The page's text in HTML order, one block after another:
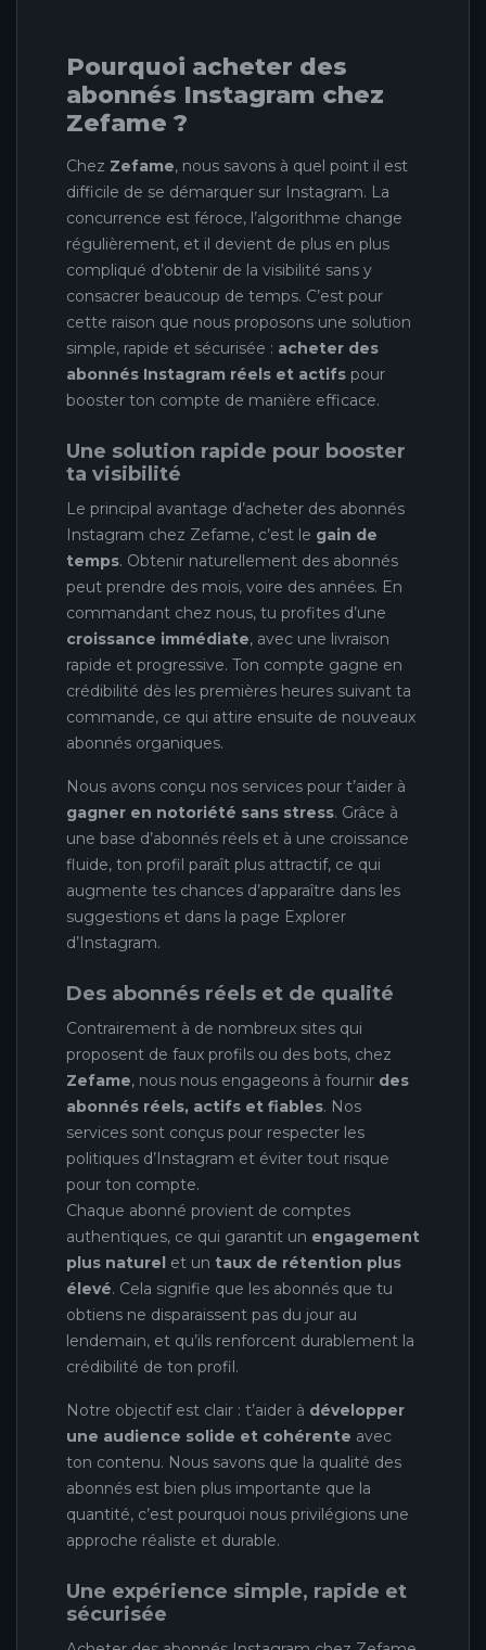
Pourquoi acheter des
abonnés Instagram chez
Zefame ?
Chez Zefame, nous savons à quel point il est
difficile de se démarquer sur Instagram. La
concurrence est féroce, l’algorithme change
régulièrement, et il devient de plus en plus
compliqué d’obtenir de la visibilité sans y
consacrer beaucoup de temps. C’est pour
cette raison que nous proposons une solution
simple, rapide et sécurisée : acheter des
abonnés Instagram réels et actifs pour
booster ton compte de manière efficace.
Une solution rapide pour booster
ta visibilité
Le principal avantage d’acheter des abonnés
Instagram chez Zefame, c’est le gain de
temps. Obtenir naturellement des abonnés
peut prendre des mois, voire des années. En
commandant chez nous, tu profites d’une
croissance immédiate, avec une livraison
rapide et progressive. Ton compte gagne en
crédibilité dès les premières heures suivant ta
commande, ce qui attire ensuite de nouveaux
abonnés organiques.
Nous avons conçu nos services pour t’aider à
gagner en notoriété sans stress. Grâce à
une base d’abonnés réels et à une croissance
fluide, ton profil paraît plus attractif, ce qui
augmente tes chances d’apparaître dans les
suggestions et dans la page Explorer
d’Instagram.
Des abonnés réels et de qualité
Contrairement à de nombreux sites qui
proposent de faux profils ou des bots, chez
Zefame, nous nous engageons à fournir des
abonnés réels, actifs et fiables. Nos
services sont conçus pour respecter les
politiques d’Instagram et éviter tout risque
pour ton compte.
Chaque abonné provient de comptes
authentiques, ce qui garantit un engagement
plus naturel et un taux de rétention plus
élevé. Cela signifie que les abonnés que tu
obtiens ne disparaissent pas du jour au
lendemain, et qu’ils renforcent durablement la
crédibilité de ton profil.
Notre objectif est clair : t’aider à développer
une audience solide et cohérente avec
ton contenu. Nous savons que la qualité des
abonnés est bien plus importante que la
quantité, c’est pourquoi nous privilégions une
approche réaliste et durable.
Une expérience simple, rapide et
sécurisée